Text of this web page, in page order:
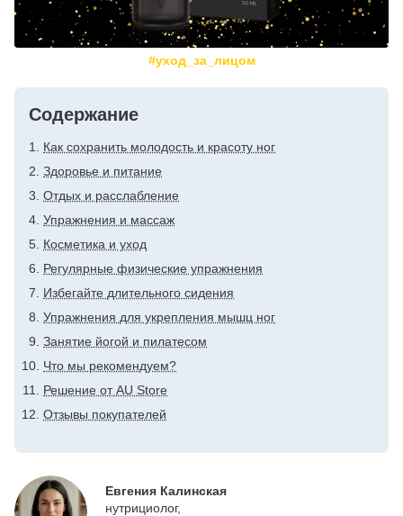
#уход_за_лицом
Содержание
Как сохранить молодость и красоту ног
Здоровье и питание
Отдых и расслабление
Упражнения и массаж
Косметика и уход
Регулярные физические упражнения
Избегайте длительного сидения
Упражнения для укрепления мышц ног
Занятие йогой и пилатесом
Что мы рекомендуем?
Решение от AU Store
Отзывы покупателей
Евгения Калинская
нутрициолог,